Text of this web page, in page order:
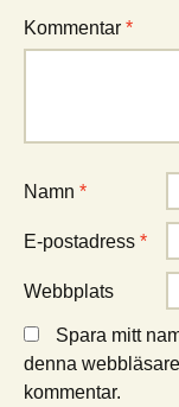
Kommentar *
Namn *
E-postadress *
Webbplats
Spara mitt
denna
kommentar.